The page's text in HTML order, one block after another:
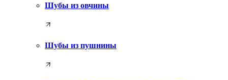
Шубы из овчины
Шубы из пушнины